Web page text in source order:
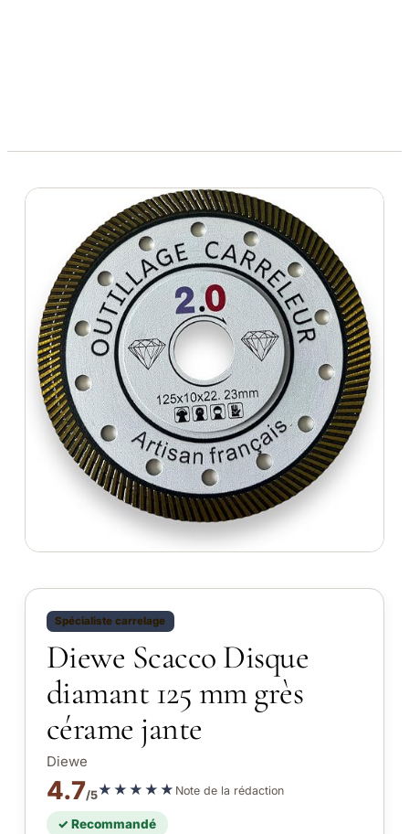
Spécialiste carrelage
Diewe Scacco Disque
diamant 125 mm grès
cérame jante
Diewe
4.7/5★★★★★ Note de la rédaction
✓ Recommandé